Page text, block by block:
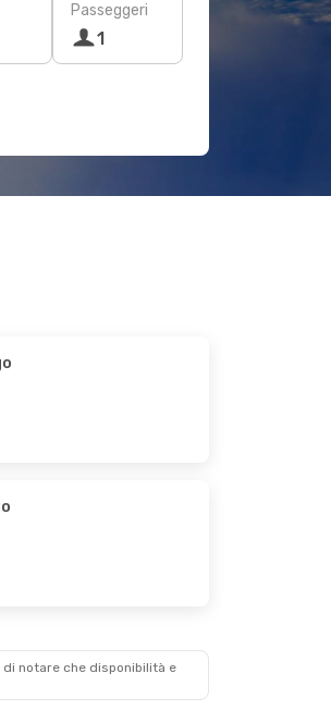
Passeggeri
1
notare che disponibilità e